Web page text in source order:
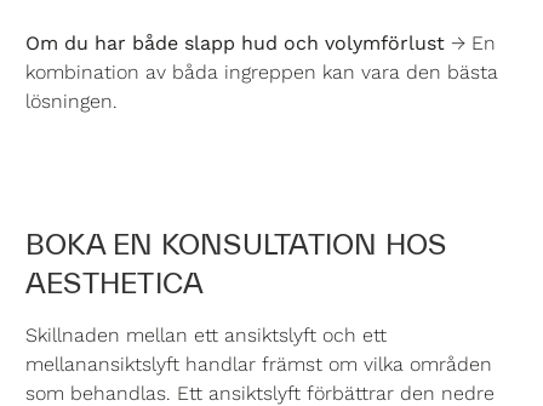
Om du har både slapp hud och volymförlust → En
kombination av båda ingreppen kan vara den bästa
lösningen.
BOKA EN KONSULTATION HOS
AESTHETICA
Skillnaden mellan ett ansiktslyft och ett
mellanansiktslyft handlar främst om vilka områden
som behandlas. Ett ansiktslyft förbättrar den nedre